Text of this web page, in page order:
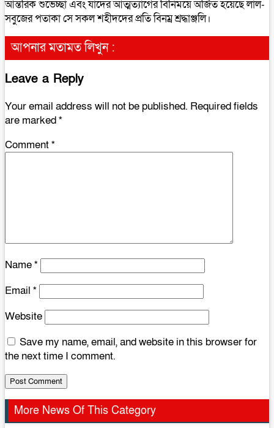
আন্তরিক শুভেচ্ছা এবং যাদের আত্মত্যাগের বিনিময়ে অর্জিত হয়েছে লাল-
সবুজের পতাকা সে সকল শহীদদের প্রতি বিনম্র শ্রদ্ধাঞ্জলি।
আপনার মতামত লিখুন :
Leave a Reply
Your email address will not be published. Required fields
are marked*
Comment*
Name*
Email *
Website
Save my name, email, and website in this browser for
the next time I comment.
More News Of This Category